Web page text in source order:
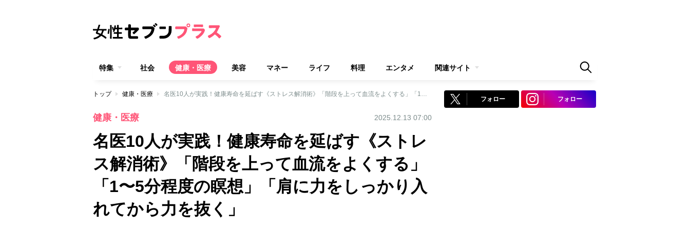
特集 社会 健康・医療 美容 マネー ライフ 料理 エンタメ 関連サイト
トップ 健康・医療 名医10人が実践！健康寿命を延ばす《ストレス解消術》「階段を上って血流をよくする」「1〜5分程度の瞑想」「肩に力をしっかり入れてから力を抜く」
健康・医療 2025.12.13 07:00
名医10人が実践！健康寿命を延ばす《ストレ
ス解消術》「階段を上って血流をよくする」
「1〜5分程度の瞑想」「肩に力をしっかり入
れてから力を抜く」
フォロー フォロー